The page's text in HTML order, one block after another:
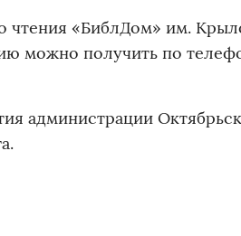
чтения «БиблДом» им.
можно получить по
администрации